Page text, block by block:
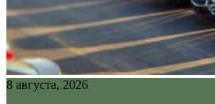
8 августа, 2026